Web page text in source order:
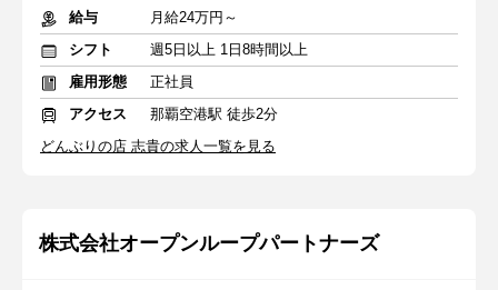
給与
月給24万円～
シフト
週5日以上 1日8時間以上
雇用形態
正社員
アクセス
那覇空港駅 徒歩2分
どんぶりの店 志貴の求人一覧を見る
株式会社オープンループパートナーズ